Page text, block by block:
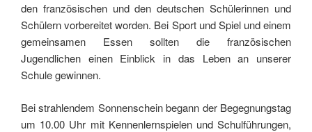
den französischen und den deutschen Schülerinnen und
Schülern vorbereitet worden. Bei Sport und Spiel und einem
gemeinsamen Essen sollten die französischen
Jugendlichen einen Einblick in das Leben an unserer
Schule gewinnen.
Bei strahlendem Sonnenschein begann der Begegnungstag
um 10.00 Uhr mit Kennenlernspielen und Schulführungen,